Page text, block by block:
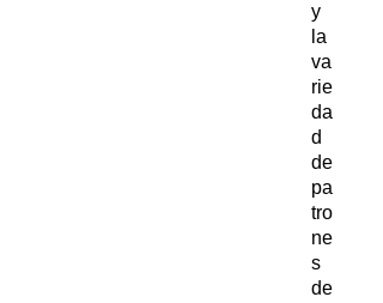
y
la
va
rie
da
d
de
pa
tro
ne
s
de